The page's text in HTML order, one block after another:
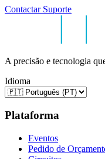
Contactar Suporte
A precisão e tecnologia
Idioma
Plataforma
Eventos
Pedido de